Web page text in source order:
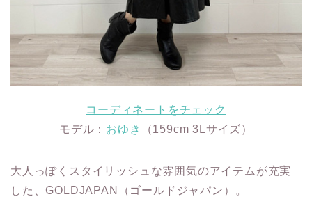
コーディネートをチェック
モデル： おゆき （159cm 3Lサイズ）
大人っぽくスタイリッシュな雰囲気のアイテムが充実
した、GOLDJAPAN（ゴールドジャパン）。